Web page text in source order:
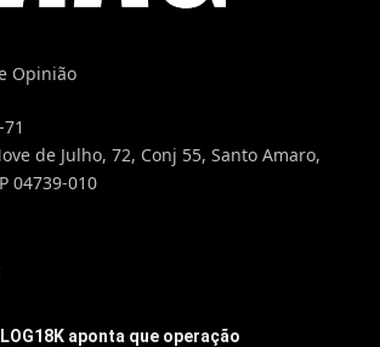
Opinião
de Julho, 72, Conj 55, Santo Amaro,
04739-010
LOG18K aponta que operação